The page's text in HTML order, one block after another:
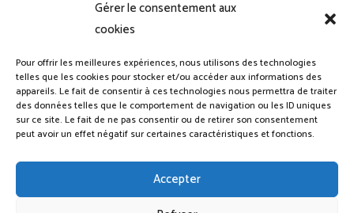
Gérer le consentement aux
cookies
Pour offrir les meilleures expériences, nous utilisons des technologies
telles que les cookies pour stocker et/ou accéder aux informations des
appareils. Le fait de consentir à ces technologies nous permettra de traiter
des données telles que le comportement de navigation ou les ID uniques
sur ce site. Le fait de ne pas consentir ou de retirer son consentement
peut avoir un effet négatif sur certaines caractéristiques et fonctions.
Accepter

PAIEMENTS 100% SÉCURISÉS
